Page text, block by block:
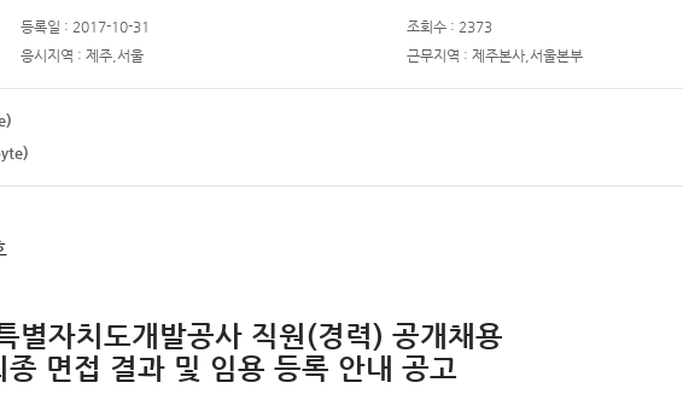
등록일 : 2017-10-31
조회수 : 2373
응시지역 : 제주,서울 근무지역 : 제주본사,서울본부
별자치도개발공사 직원(경력) 공개채용
종 면접 결과 및 임용 등록 안내 공고